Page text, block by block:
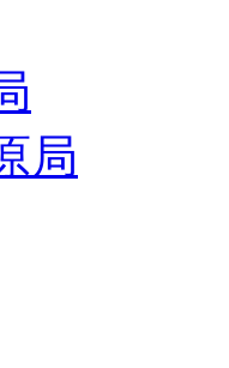
局